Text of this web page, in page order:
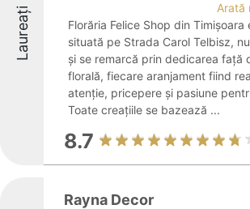
Laureați
Arată
Florăria Felice Shop din Timișoara
situată pe Strada Carol Telbisz,
și se remarcă prin dedicarea față
florală, fiecare aranjament fiind
atenție, pricepere și pasiune
Toate creațiile se bazează ...
8.7
Rayna Decor